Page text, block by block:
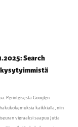
Search
kysytyimmistä
Perinteisestä Googlen
kaikkialla, niin
vieraaksi saapuu Jutta